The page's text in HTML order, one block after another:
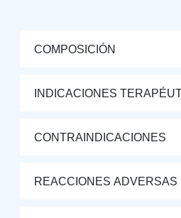
COMPOSICIÓN
INDICACIONES
CONTRAINDICACIONES
REACCIONES ADVERSAS